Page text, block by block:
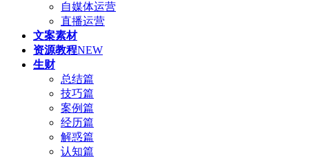
自媒体运营
直播运营
文案素材
资源教程NEW
生财
总结篇
技巧篇
案例篇
经历篇
解惑篇
认知篇